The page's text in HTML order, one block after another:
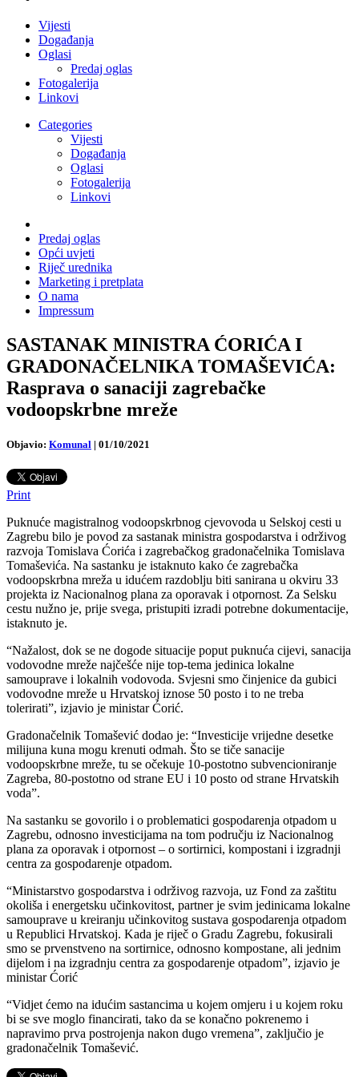
Vijesti
Događanja
Oglasi
Predaj oglas
Fotogalerija
Linkovi
Categories
Vijesti
Događanja
Oglasi
Fotogalerija
Linkovi
Predaj oglas
Opći uvjeti
Riječ urednika
Marketing i pretplata
O nama
Impressum
SASTANAK MINISTRA ĆORIĆA I
GRADONAČELNIKA TOMAŠEVIĆA:
Rasprava o sanaciji zagrebačke
vodoopskrbne mreže
Objavio: Komunal | 01/10/2021
Print
Puknuće magistralnog vodoopskrbnog cjevovoda u Selskoj cesti u
Zagrebu bilo je povod za sastanak ministra gospodarstva i održivog
razvoja Tomislava Ćorića i zagrebačkog gradonačelnika Tomislava
Tomaševića. Na sastanku je istaknuto kako će zagrebačka
vodoopskrbna mreža u idućem razdoblju biti sanirana u okviru 33
projekta iz Nacionalnog plana za oporavak i otpornost. Za Selsku
cestu nužno je, prije svega, pristupiti izradi potrebne dokumentacije,
istaknuto je.
“Nažalost, dok se ne dogode situacije poput puknuća cijevi, sanacija
vodovodne mreže najčešće nije top-tema jedinica lokalne
samouprave i lokalnih vodovoda. Svjesni smo činjenice da gubici
vodovodne mreže u Hrvatskoj iznose 50 posto i to ne treba
tolerirati”, izjavio je ministar Ćorić.
Gradonačelnik Tomašević dodao je: “Investicije vrijedne desetke
milijuna kuna mogu krenuti odmah. Što se tiče sanacije
vodoopskrbne mreže, tu se očekuje 10-postotno subvencioniranje
Zagreba, 80-postotno od strane EU i 10 posto od strane Hrvatskih
voda”.
Na sastanku se govorilo i o problematici gospodarenja otpadom u
Zagrebu, odnosno investicijama na tom području iz Nacionalnog
plana za oporavak i otpornost – o sortirnici, kompostani i izgradnji
centra za gospodarenje otpadom.
“Ministarstvo gospodarstva i održivog razvoja, uz Fond za zaštitu
okoliša i energetsku učinkovitost, partner je svim jedinicama lokalne
samouprave u kreiranju učinkovitog sustava gospodarenja otpadom
u Republici Hrvatskoj. Kada je riječ o Gradu Zagrebu, fokusirali
smo se prvenstveno na sortirnice, odnosno kompostane, ali jednim
dijelom i na izgradnju centra za gospodarenje otpadom”, izjavio je
ministar Ćorić
“Vidjet ćemo na idućim sastancima u kojem omjeru i u kojem roku
bi se sve moglo financirati, tako da se konačno pokrenemo i
napravimo prva postrojenja nakon dugo vremena”, zaključio je
gradonačelnik Tomašević.